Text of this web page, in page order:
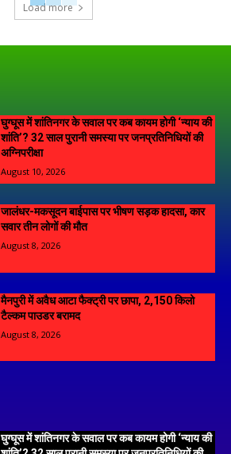
Load more
घुग्घूस में शांतिनगर के सवाल पर कब कायम होगी ‘न्याय की
शांति’? 32 साल पुरानी समस्या पर जनप्रतिनिधियों की
अग्निपरीक्षा
August 10, 2026
जालंधर-मकसूदन बाईपास पर भीषण सड़क हादसा, कार
सवार तीन लोगों की मौत
August 8, 2026
मैनपुरी में अवैध आटा फैक्ट्री पर छापा, 2,150 किलो
टैल्कम पाउडर बरामद
August 8, 2026
घुग्घूस में शांतिनगर के सवाल पर कब कायम होगी ‘न्याय की